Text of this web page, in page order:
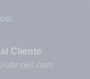
Cliente